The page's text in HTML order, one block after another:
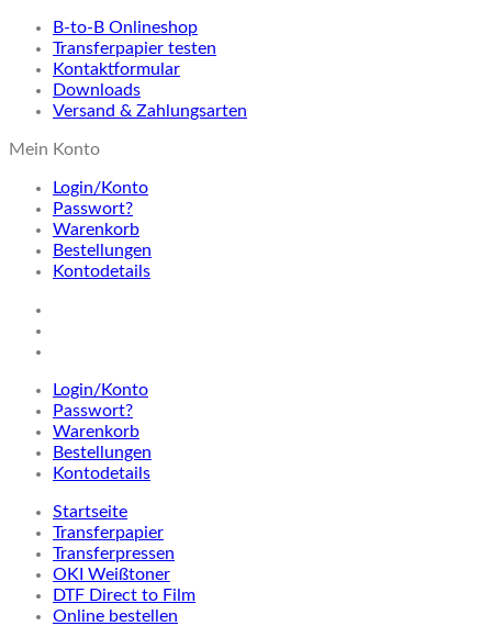
B-to-B Onlineshop
Transferpapier testen
Kontaktformular
Downloads
Versand & Zahlungsarten
Mein Konto
Login/Konto
Passwort?
Warenkorb
Bestellungen
Kontodetails
Login/Konto
Passwort?
Warenkorb
Bestellungen
Kontodetails
Startseite
Transferpapier
Transferpressen
OKI Weißtoner
DTF Direct to Film
Online bestellen